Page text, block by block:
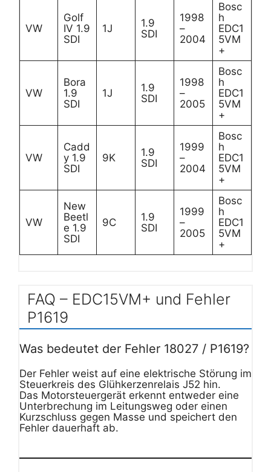
VW
Golf
IV 1.9
SDI
1J
1.9
SDI
1998
–
2004
Bosc
h
EDC1
5VM
+
VW
Bora
1.9
SDI
1J
1.9
SDI
1998
–
2005
Bosc
h
EDC1
5VM
+
VW
Cadd
y 1.9
SDI
9K
1.9
SDI
1999
–
2004
Bosc
h
EDC1
5VM
+
VW
New
Beetl
e 1.9
SDI
9C
1.9
SDI
1999
–
2005
Bosc
h
EDC1
5VM
+
FAQ – EDC15VM+ und Fehler
P1619
Was bedeutet der Fehler 18027 / P1619?
Der Fehler weist auf eine elektrische Störung im
Steuerkreis des Glühkerzenrelais J52 hin.
Das Motorsteuergerät erkennt entweder eine
Unterbrechung im Leitungsweg oder einen
Kurzschluss gegen Masse und speichert den
Fehler dauerhaft ab.